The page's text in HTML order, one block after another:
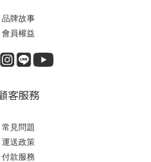
品牌故事
會員權益
客服務
常見問題
運送政策
付款服務